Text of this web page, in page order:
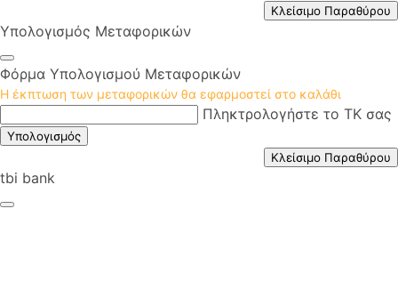
Κλείσιμο Παραθύρου
Υπολογισμός Μεταφορικών
Φόρμα Υπολογισμού Μεταφορικών
Η έκπτωση των μεταφορικών θα εφαρμοστεί στο καλάθι
Πληκτρολογήστε το ΤΚ σας
Υπολογισμός
Κλείσιμο Παραθύρου
tbi bank